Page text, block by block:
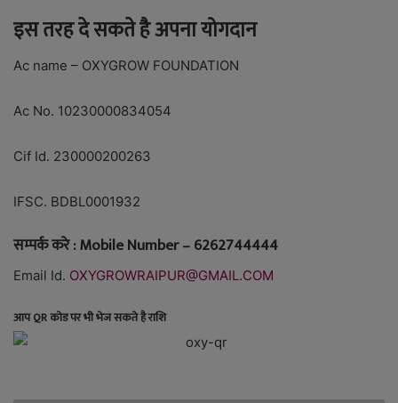
इस तरह दे सकते है अपना योगदान
Ac name – OXYGROW FOUNDATION
Ac No. 10230000834054
Cif Id. 230000200263
IFSC. BDBL0001932
सम्पर्क करे : Mobile Number – 6262744444
Email Id. OXYGROWRAIPUR@GMAIL.COM
आप QR कोड पर भी भेज सकते है राशि